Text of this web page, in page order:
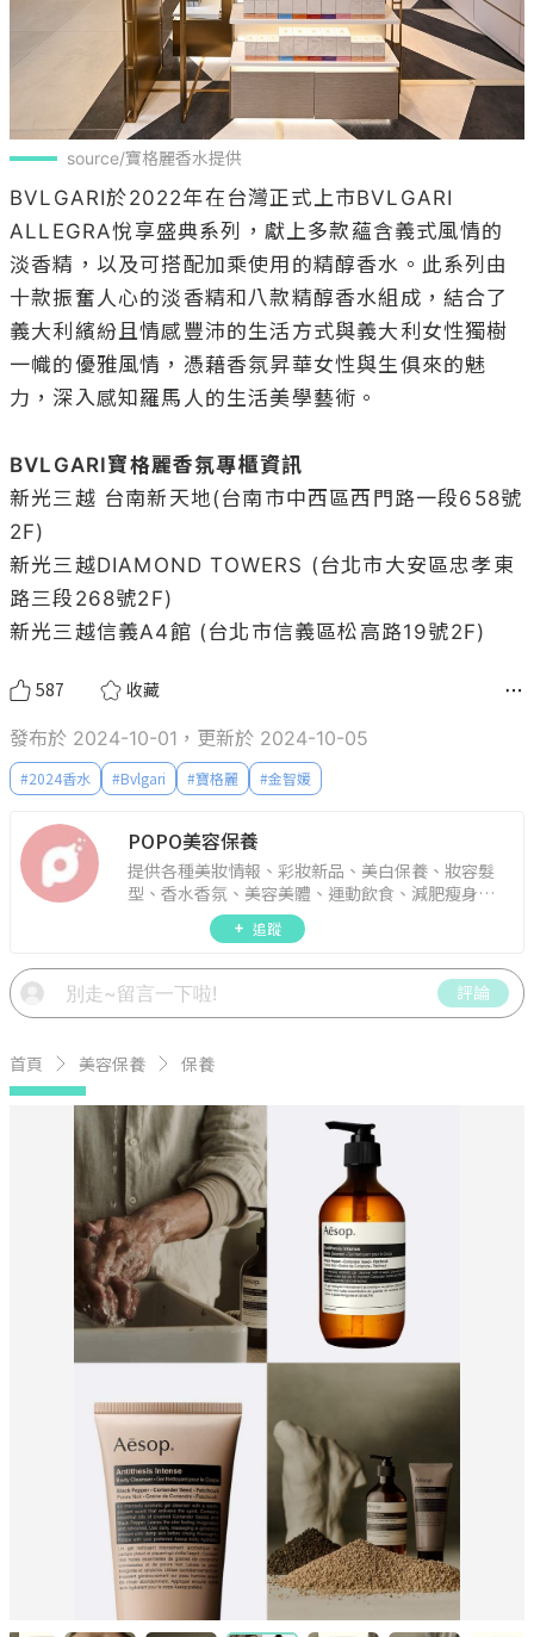
source/寶格麗香水提供
BVLGARI於2022年在台灣正式上市BVLGARI
ALLEGRA悅享盛典系列，獻上多款蘊含義式風情的
淡香精，以及可搭配加乘使用的精醇香水。此系列由
十款振奮人心的淡香精和八款精醇香水組成，結合了
義大利繽紛且情感豐沛的生活方式與義大利女性獨樹
一幟的優雅風情，憑藉香氛昇華女性與生俱來的魅
力，深入感知羅馬人的生活美學藝術。
BVLGARI寶格麗香氛專櫃資訊
新光三越 台南新天地(台南市中西區西門路一段658號
2F)
新光三越DIAMOND TOWERS (台北市大安區忠孝東
路三段268號2F)
新光三越信義A4館 (台北市信義區松高路19號2F)
587 收藏
發布於 2024-10-01，更新於 2024-10-05
#2024香水 #Bvlgari #寶格麗 #金智媛
POPO美容保養
提供各種美妝情報、彩妝新品、美白保養、妝容髮
型、香水香氛、美容美體、運動飲食、減肥瘦身、
週年慶資訊。
追蹤
評論
首頁 美容保養 保養